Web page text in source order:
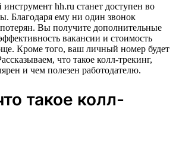
hh.ru станет доступен во
Благодаря ему ни один звонок
потерян. Вы получите дополнительные
вакансии и стоимость
Кроме того, ваш личный номер будет
что такое колл-трекинг,
и чем полезен работодателю.
такое колл-